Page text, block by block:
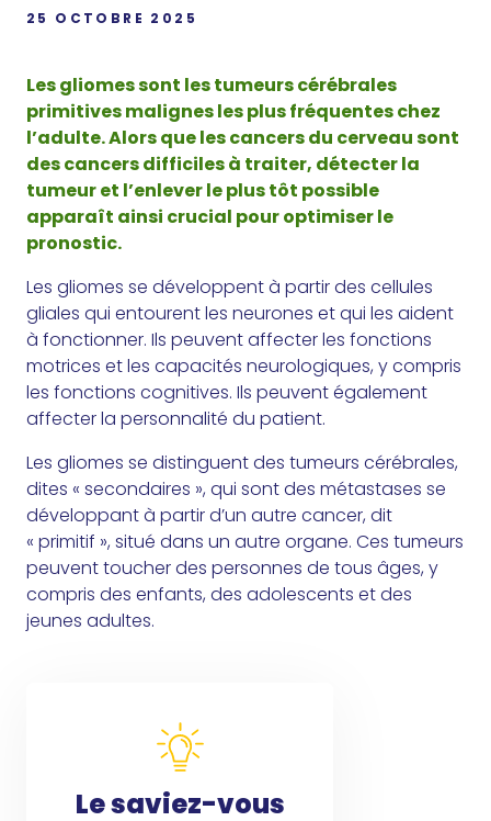
25 OCTOBRE 2025
Les gliomes sont les tumeurs cérébrales
primitives malignes les plus fréquentes chez
l’adulte. Alors que les cancers du cerveau sont
des cancers difficiles à traiter, détecter la
tumeur et l’enlever le plus tôt possible
apparaît ainsi crucial pour optimiser le
pronostic.
Les gliomes se développent à partir des cellules
gliales qui entourent les neurones et qui les aident
à fonctionner. Ils peuvent affecter les fonctions
motrices et les capacités neurologiques, y compris
les fonctions cognitives. Ils peuvent également
affecter la personnalité du patient.
Les gliomes se distinguent des tumeurs cérébrales,
dites « secondaires », qui sont des métastases se
développant à partir d’un autre cancer, dit
« primitif », situé dans un autre organe. Ces tumeurs
peuvent toucher des personnes de tous âges, y
compris des enfants, des adolescents et des
jeunes adultes.
Le saviez-vous